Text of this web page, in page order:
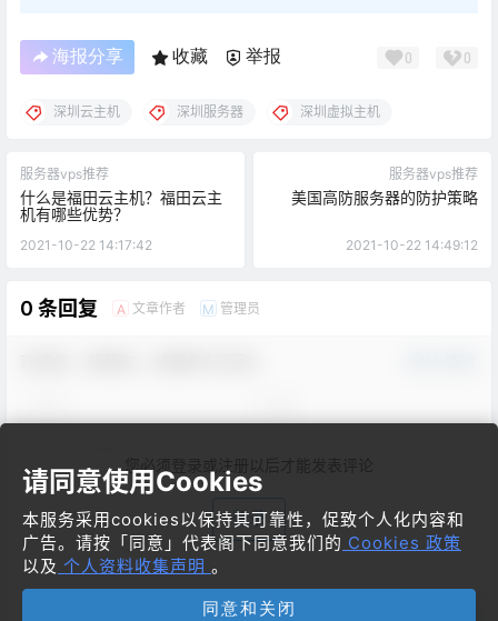
海报分享 收藏 举报 0 0
深圳云主机 深圳服务器 深圳虚拟主机
服务器vps推荐
什么是福田云主机？福田云主
机有哪些优势？
2021-10-22 14:17:42
服务器vps推荐
美国高防服务器的防护策略
2021-10-22 14:49:12
0 条回复 A 文章作者 M 管理员
登录
请同意使用Cookies
本服务采用cookies以保持其可靠性，促致个人化内容和
广告。请按「同意」代表阁下同意我们的 Cookies 政策
以及 个人资料收集声明 。
同意和关闭